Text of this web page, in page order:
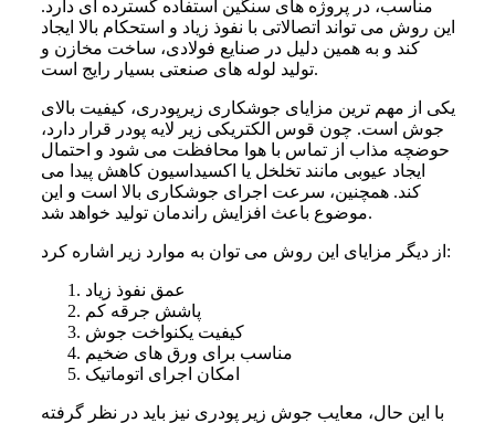
مناسب، در پروژه های سنگین استفاده گسترده ای دارد.
این روش می تواند اتصالاتی با نفوذ زیاد و استحکام بالا ایجاد
کند و به همین دلیل در صنایع فولادی، ساخت مخازن و
تولید لوله های صنعتی بسیار رایج است.
یکی از مهم ترین مزایای جوشکاری زیرپودری، کیفیت بالای
جوش است. چون قوس الکتریکی زیر لایه پودر قرار دارد،
حوضچه مذاب از تماس با هوا محافظت می شود و احتمال
ایجاد عیوبی مانند تخلخل یا اکسیداسیون کاهش پیدا می
کند. همچنین، سرعت اجرای جوشکاری بالا است و این
موضوع باعث افزایش راندمان تولید خواهد شد.
از دیگر مزایای این روش می توان به موارد زیر اشاره کرد:
عمق نفوذ زیاد
پاشش جرقه کم
کیفیت یکنواخت جوش
مناسب برای ورق های ضخیم
امکان اجرای اتوماتیک
با این حال، معایب جوش زیر پودری نیز باید در نظر گرفته